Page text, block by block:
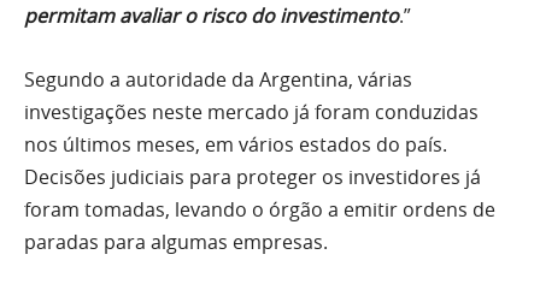
permitam avaliar o risco do investimento.”
Segundo a autoridade da Argentina, várias
investigações neste mercado já foram conduzidas
nos últimos meses, em vários estados do país.
Decisões judiciais para proteger os investidores já
foram tomadas, levando o órgão a emitir ordens de
paradas para algumas empresas.